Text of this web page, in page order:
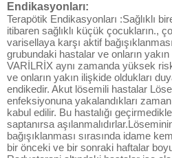
Endikasyonları:
Terapötik Endikasyonları :Sağlıklı
itibaren sağlıklı küçük çocukların.,
varisellaya karşı aktif
grubundaki hastalar ve onların
VARİLRİX aynı zamanda yüksek
ve onların yakın ilişkide oldukları
endikedir. Akut lösemili hastalar
enfeksiyonuna yakalandıkları
kabul edilir. Bu hastalığı
saptanırsa
bağışıklanması sırasında idame
bir önceki ve bir sonraki haftalar